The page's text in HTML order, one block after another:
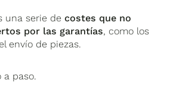
una serie decostes que no
por las garantías, como los
envío de piezas.
a paso.